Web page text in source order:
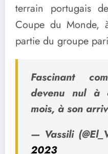
terrain portugais
Coupe du Monde,
partie du groupe
Fascinant
devenu nul à
mois, à son
— Vassili
2023